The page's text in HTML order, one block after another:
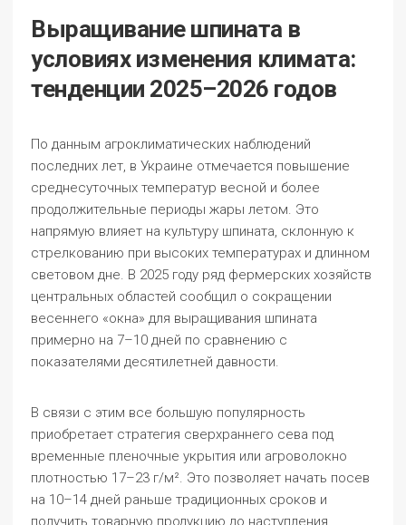
Выращивание шпината в
условиях изменения климата:
тенденции 2025–2026 годов
По данным агроклиматических наблюдений
последних лет, в Украине отмечается повышение
среднесуточных температур весной и более
продолжительные периоды жары летом. Это
напрямую влияет на культуру шпината, склонную к
стрелкованию при высоких температурах и длинном
световом дне. В 2025 году ряд фермерских хозяйств
центральных областей сообщил о сокращении
весеннего «окна» для выращивания шпината
примерно на 7–10 дней по сравнению с
показателями десятилетней давности.
В связи с этим все большую популярность
приобретает стратегия сверхраннего сева под
временные пленочные укрытия или агроволокно
плотностью 17–23 г/м². Это позволяет начать посев
на 10–14 дней раньше традиционных сроков и
получить товарную продукцию до наступления